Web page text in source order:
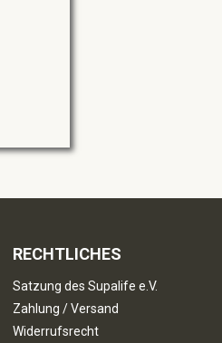
RECHTLICHES
Satzung des Supalife e.V.
Zahlung / Versand
Widerrufsrecht